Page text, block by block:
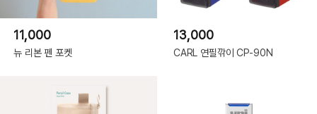
11,000
뉴 리본 펜 포켓
13,000
CARL 연필깎이 CP-90N